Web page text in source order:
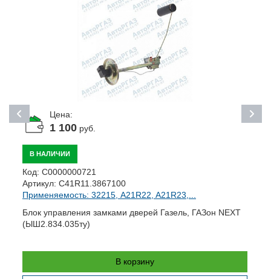
Цена:
1 100руб.
В НАЛИЧИИ
Код: С0000000721
Артикул: C41R11.3867100
Применяемость: 32215, A21R22, A21R23,...
Блок управления замками дверей Газель, ГАЗон NEXT
(ЫШ2.834.035ту)
В корзину